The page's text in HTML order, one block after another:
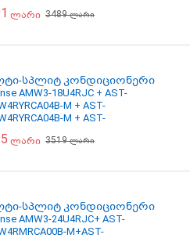
და გარე ბლოკი
ლარი 3489ლარი
სპლიტ კონდიციონერი
AMW3-18U4RJC + AST-
M + AST-
M + AST-
და გარე ბლოკი
ლარი 3519ლარი
სპლიტ კონდიციონერი
AMW3-24U4RJC+ AST-
M+AST-